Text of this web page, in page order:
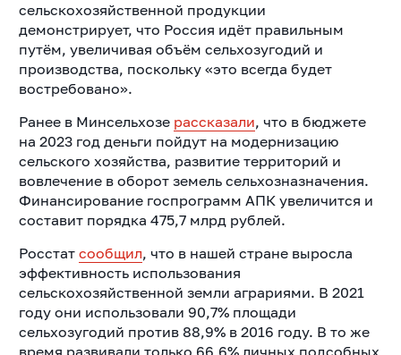
сельскохозяйственной продукции
демонстрирует, что Россия идёт правильным
путём, увеличивая объём сельхозугодий и
производства, поскольку «это всегда будет
востребовано».
Ранее в Минсельхозе рассказали, что в бюджете
на 2023 год деньги пойдут на модернизацию
сельского хозяйства, развитие территорий и
вовлечение в оборот земель сельхозназначения.
Финансирование госпрограмм АПК увеличится и
составит порядка 475,7 млрд рублей.
Росстат сообщил, что в нашей стране выросла
эффективность использования
сельскохозяйственной земли аграриями. В 2021
году они использовали 90,7% площади
сельхозугодий против 88,9% в 2016 году. В то же
время развивали только 66,6% личных подсобных